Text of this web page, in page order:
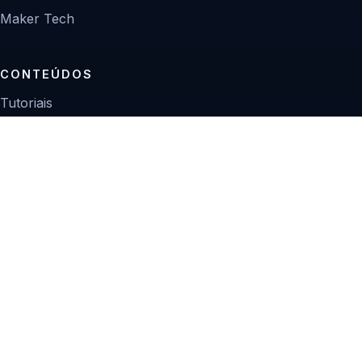
Maker Tech
CONTEÚDOS
Tutoriais